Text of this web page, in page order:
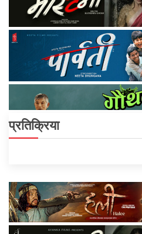
प्रतिक्रिया